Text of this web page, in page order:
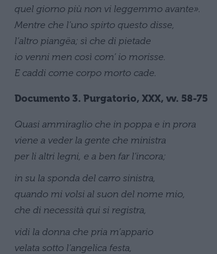
quel giorno più non vi leggemmo avante».
Mentre che l’uno spirto questo disse,
l’altro piangëa; sì che di pietade
io venni men così com’ io morisse.
E caddi come corpo morto cade.
Documento 3. Purgatorio, XXX, vv. 58-75
Quasi ammiraglio che in poppa e in prora
viene a veder la gente che ministra
per li altri legni, e a ben far l’incora;
in su la sponda del carro sinistra,
quando mi volsi al suon del nome mio,
che di necessità qui si registra,
vidi la donna che pria m’appario
velata sotto l’angelica festa,